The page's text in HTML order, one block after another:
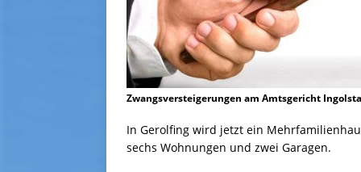
Zwangsversteigerungen am Amtsgericht
In Gerolfing wird jetzt ein
sechs Wohnungen und zwei Garagen.